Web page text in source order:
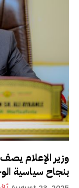
وزير الإعلام
بنجاح سياسية